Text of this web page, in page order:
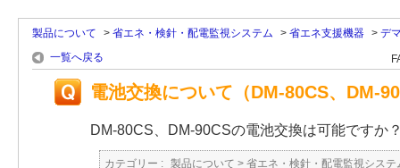
製品について > 省エネ・検針・配電監視システム > 省エネ支援機器 > デ
一覧へ戻る
電池交換について（DM-80CS、DM-
DM-80CS、DM-90CSの電池交換は可能ですか
カテゴリー : 製品について > 省エネ・検針・配電監視システ